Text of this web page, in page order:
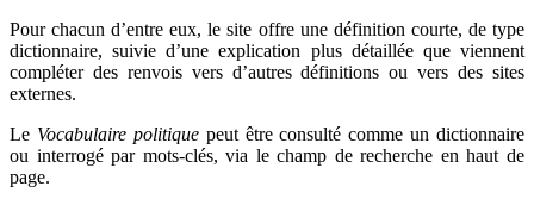
Pour chacun d’entre eux, le site offre une définition courte, de type
dictionnaire, suivie d’une explication plus détaillée que viennent
compléter des renvois vers d’autres définitions ou vers des sites
externes.
Le Vocabulaire politiquepeut être consulté comme un dictionnaire
ou interrogé par mots-clés, via le champ de recherche en haut de
page.